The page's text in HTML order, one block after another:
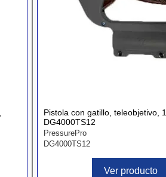
Pistola con gatillo, teleobjetivo,
DG4000TS12
PressurePro
DG4000TS12
Ver producto